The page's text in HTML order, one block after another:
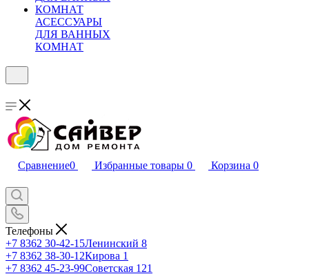
АСЕССУАРЫ
ДЛЯ ВАННЫХ
КОМНАТ
Сравнение0 Избранные товары 0 Корзина 0
Телефоны
+7 8362 30-42-15Ленинский 8
+7 8362 38-30-12Кирова 1
+7 8362 45-23-99Советская 121